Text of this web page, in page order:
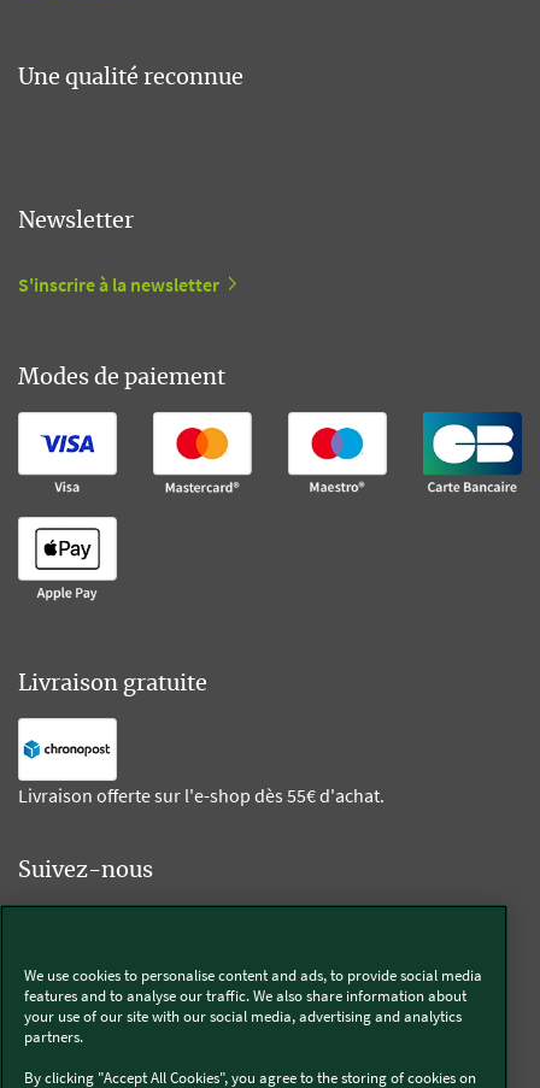
Une qualité reconnue
Newsletter
S'inscrire à la newsletter
Modes de paiement
Livraison gratuite
Livraison offerte sur l'e-shop dès 55€ d'achat.
Suivez-nous
Thermomix®
We use cookies to personalise content and ads, to provide social media
features and to analyse our traffic. We also share information about
your use of our site with our social media, advertising and analytics
partners.
By clicking "Accept All Cookies", you agree to the storing of cookies on